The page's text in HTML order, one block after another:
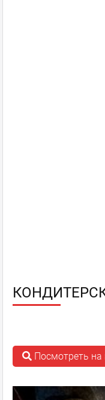
Посмотреть на